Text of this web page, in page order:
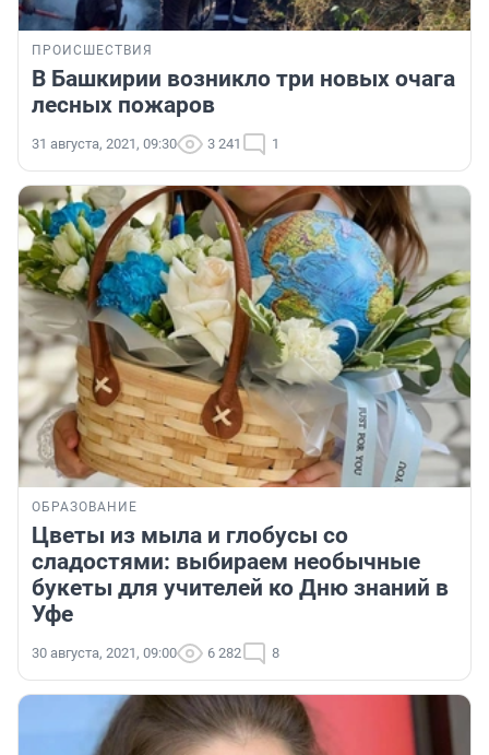
ПРОИСШЕСТВИЯ
В Башкирии возникло три новых очага
лесных пожаров
31 августа, 2021, 09:30 3 241 1
ОБРАЗОВАНИЕ
Цветы из мыла и глобусы со
сладостями: выбираем необычные
букеты для учителей ко Дню знаний в
Уфе
30 августа, 2021, 09:00 6 282 8